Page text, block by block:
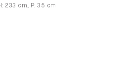
: 233 cm, P:35 cm